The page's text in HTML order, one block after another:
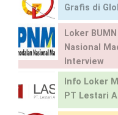
Grafis di
Loker
Nasional
Interview
Info Loker
PT Lestari